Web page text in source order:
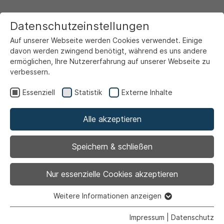
Sommer Pool-Party im
Ahlener Freibad
Datenschutzeinstellungen
Auf unserer Webseite werden Cookies verwendet. Einige
davon werden zwingend benötigt, während es uns andere
ermöglichen, Ihre Nutzererfahrung auf unserer Webseite zu
verbessern.
Essenziell Statistik Externe Inhalte
Alle akzeptieren
Speichern & schließen
Nur essenzielle Cookies akzeptieren
Essenzielle Cookies werden für grundlegende Funktionen
Weitere Informationen anzeigen
Impressum Datenschutz